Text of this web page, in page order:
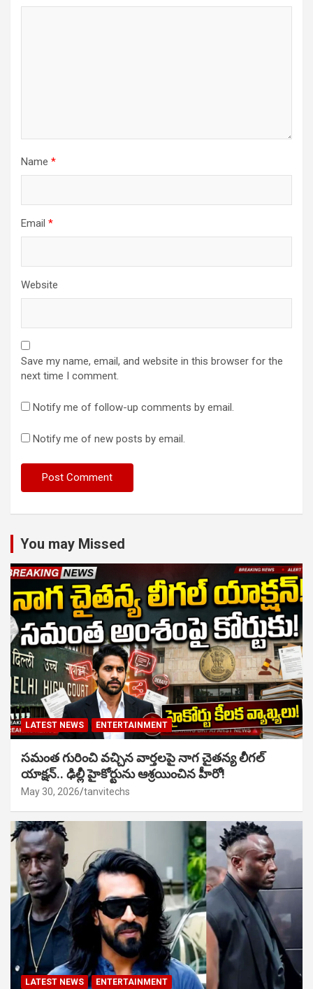
Name *
Email *
Website
Save my name, email, and website in this browser for the
next time I comment.
Notify me of follow-up comments by email.
Notify me of new posts by email.
You may Missed
LATEST NEWS ENTERTAINMENT
సమంత గురించి వచ్చిన వార్తలపై నాగ చైతన్య లీగల్
యాక్షన్.. ఢిల్లీ హైకోర్టును ఆశ్రయించిన హీరో!
May 30, 2026 tanvitechs
LATEST NEWS ENTERTAINMENT